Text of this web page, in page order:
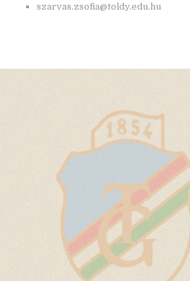
szarvas.zsofia@toldy.edu.hu